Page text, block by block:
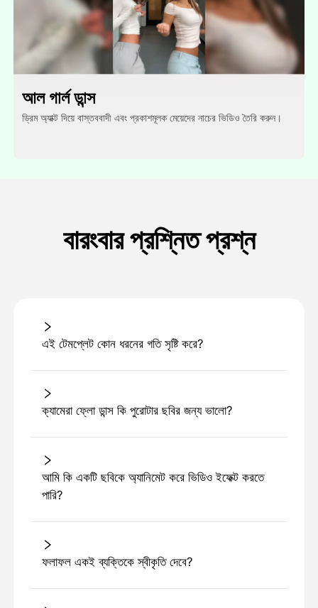
আল গার্ল ডান্স
ড্রিম অ্যাক্ট দিয়ে বাস্তববাদী এবং প্রকাশমূলক মেয়েদের নাচের ভিডিও তৈরি করুন।
বারংবার প্রশ্নিত প্রশ্ন
এই টেমপ্লেট কোন ধরনের গতি সৃষ্টি করে?
ক্যামেরা ফ্লো ডান্স কি পুরোটার ছবির জন্য ভালো?
আমি কি একটি ছবিকে অ্যানিমেট করে ভিডিও ইফেক্ট করতে
পারি?
ফলাফল একই ব্যক্তিকে স্বীকৃতি দেবে?